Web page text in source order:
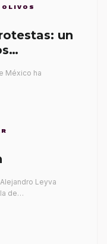
un
México ha
Leyva
de…